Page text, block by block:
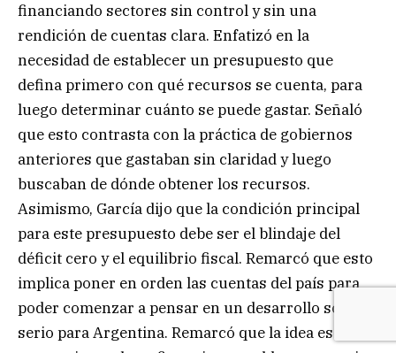
financiando sectores sin control y sin una
rendición de cuentas clara. Enfatizó en la
necesidad de establecer un presupuesto que
defina primero con qué recursos se cuenta, para
luego determinar cuánto se puede gastar. Señaló
que esto contrasta con la práctica de gobiernos
anteriores que gastaban sin claridad y luego
buscaban de dónde obtener los recursos.
Asimismo, García dijo que la condición principal
para este presupuesto debe ser el blindaje del
déficit cero y el equilibrio fiscal. Remarcó que esto
implica poner en orden las cuentas del país para
poder comenzar a pensar en un desarrollo sólido y
serio para Argentina. Remarcó que la idea es